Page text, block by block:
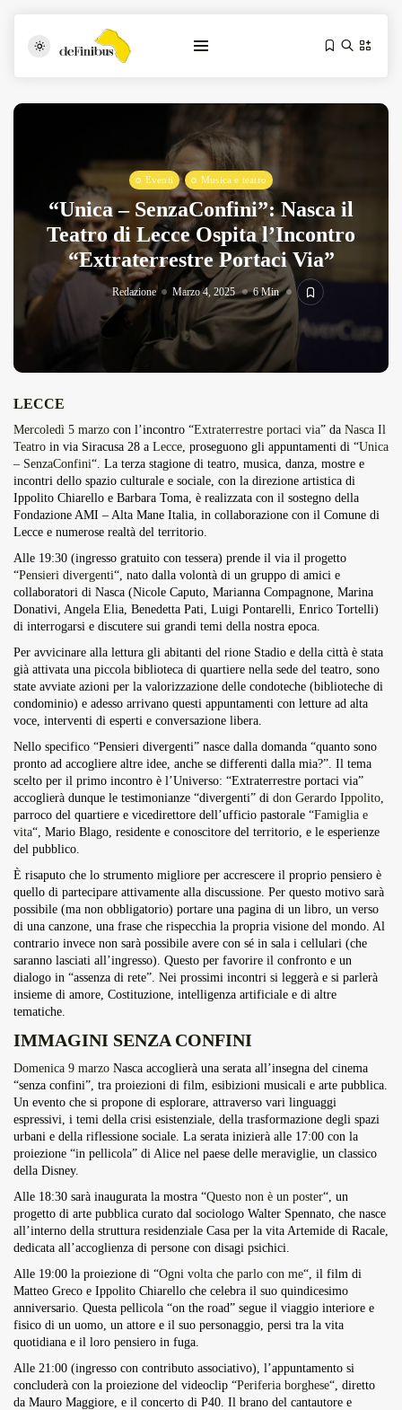
Iosonouncane A Lecce: Concerto Acustico...
Luglio 17, 2026 13 Min
Tarantarte Al Festival De Fès...
Giugno 4, 2026
Eventi Musica e teatro
“Unica – SenzaConfini”: Nasca il
Teatro di Lecce Ospita l’Incontro
“Extraterrestre Portaci Via”
Redazione Marzo 4, 2025 6 Min
LECCE
Mercoledì 5 marzo con l’incontro “Extraterrestre portaci via” da Nasca Il
Teatro in via Siracusa 28 a Lecce, proseguono gli appuntamenti di “Unica
– SenzaConfini“. La terza stagione di teatro, musica, danza, mostre e
incontri dello spazio culturale e sociale, con la direzione artistica di
Ippolito Chiarello e Barbara Toma, è realizzata con il sostegno della
Fondazione AMI – Alta Mane Italia, in collaborazione con il Comune di
Lecce e numerose realtà del territorio.
Alle 19:30 (ingresso gratuito con tessera) prende il via il progetto
“Pensieri divergenti“, nato dalla volontà di un gruppo di amici e
collaboratori di Nasca (Nicole Caputo, Marianna Compagnone, Marina
Donativi, Angela Elia, Benedetta Pati, Luigi Pontarelli, Enrico Tortelli)
di interrogarsi e discutere sui grandi temi della nostra epoca.
Per avvicinare alla lettura gli abitanti del rione Stadio e della città è stata
già attivata una piccola biblioteca di quartiere nella sede del teatro, sono
state avviate azioni per la valorizzazione delle condoteche (biblioteche di
condominio) e adesso arrivano questi appuntamenti con letture ad alta
voce, interventi di esperti e conversazione libera.
Nello specifico “Pensieri divergenti” nasce dalla domanda “quanto sono
pronto ad accogliere altre idee, anche se differenti dalla mia?”. Il tema
scelto per il primo incontro è l’Universo: “Extraterrestre portaci via”
accoglierà dunque le testimonianze “divergenti” di don Gerardo Ippolito,
parroco del quartiere e vicedirettore dell’ufficio pastorale “Famiglia e
vita“, Mario Blago, residente e conoscitore del territorio, e le esperienze
del pubblico.
È risaputo che lo strumento migliore per accrescere il proprio pensiero è
quello di partecipare attivamente alla discussione. Per questo motivo sarà
possibile (ma non obbligatorio) portare una pagina di un libro, un verso
di una canzone, una frase che rispecchia la propria visione del mondo. Al
contrario invece non sarà possibile avere con sé in sala i cellulari (che
saranno lasciati all’ingresso). Questo per favorire il confronto e un
dialogo in “assenza di rete”. Nei prossimi incontri si leggerà e si parlerà
insieme di amore, Costituzione, intelligenza artificiale e di altre
tematiche.
IMMAGINI SENZA CONFINI
Domenica 9 marzo Nasca accoglierà una serata all’insegna del cinema
“senza confini”, tra proiezioni di film, esibizioni musicali e arte pubblica.
Un evento che si propone di esplorare, attraverso vari linguaggi
espressivi, i temi della crisi esistenziale, della trasformazione degli spazi
urbani e della riflessione sociale. La serata inizierà alle 17:00 con la
proiezione “in pellicola” di Alice nel paese delle meraviglie, un classico
della Disney.
Alle 18:30 sarà inaugurata la mostra “Questo non è un poster“, un
progetto di arte pubblica curato dal sociologo Walter Spennato, che nasce
all’interno della struttura residenziale Casa per la vita Artemide di Racale,
dedicata all’accoglienza di persone con disagi psichici.
Alle 19:00 la proiezione di “Ogni volta che parlo con me“, il film di
Matteo Greco e Ippolito Chiarello che celebra il suo quindicesimo
anniversario. Questa pellicola “on the road” segue il viaggio interiore e
fisico di un uomo, un attore e il suo personaggio, persi tra la vita
quotidiana e il loro pensiero in fuga.
Alle 21:00 (ingresso con contributo associativo), l’appuntamento si
concluderà con la proiezione del videoclip “Periferia borghese“, diretto
da Mauro Maggiore, e il concerto di P40. Il brano del cantautore e